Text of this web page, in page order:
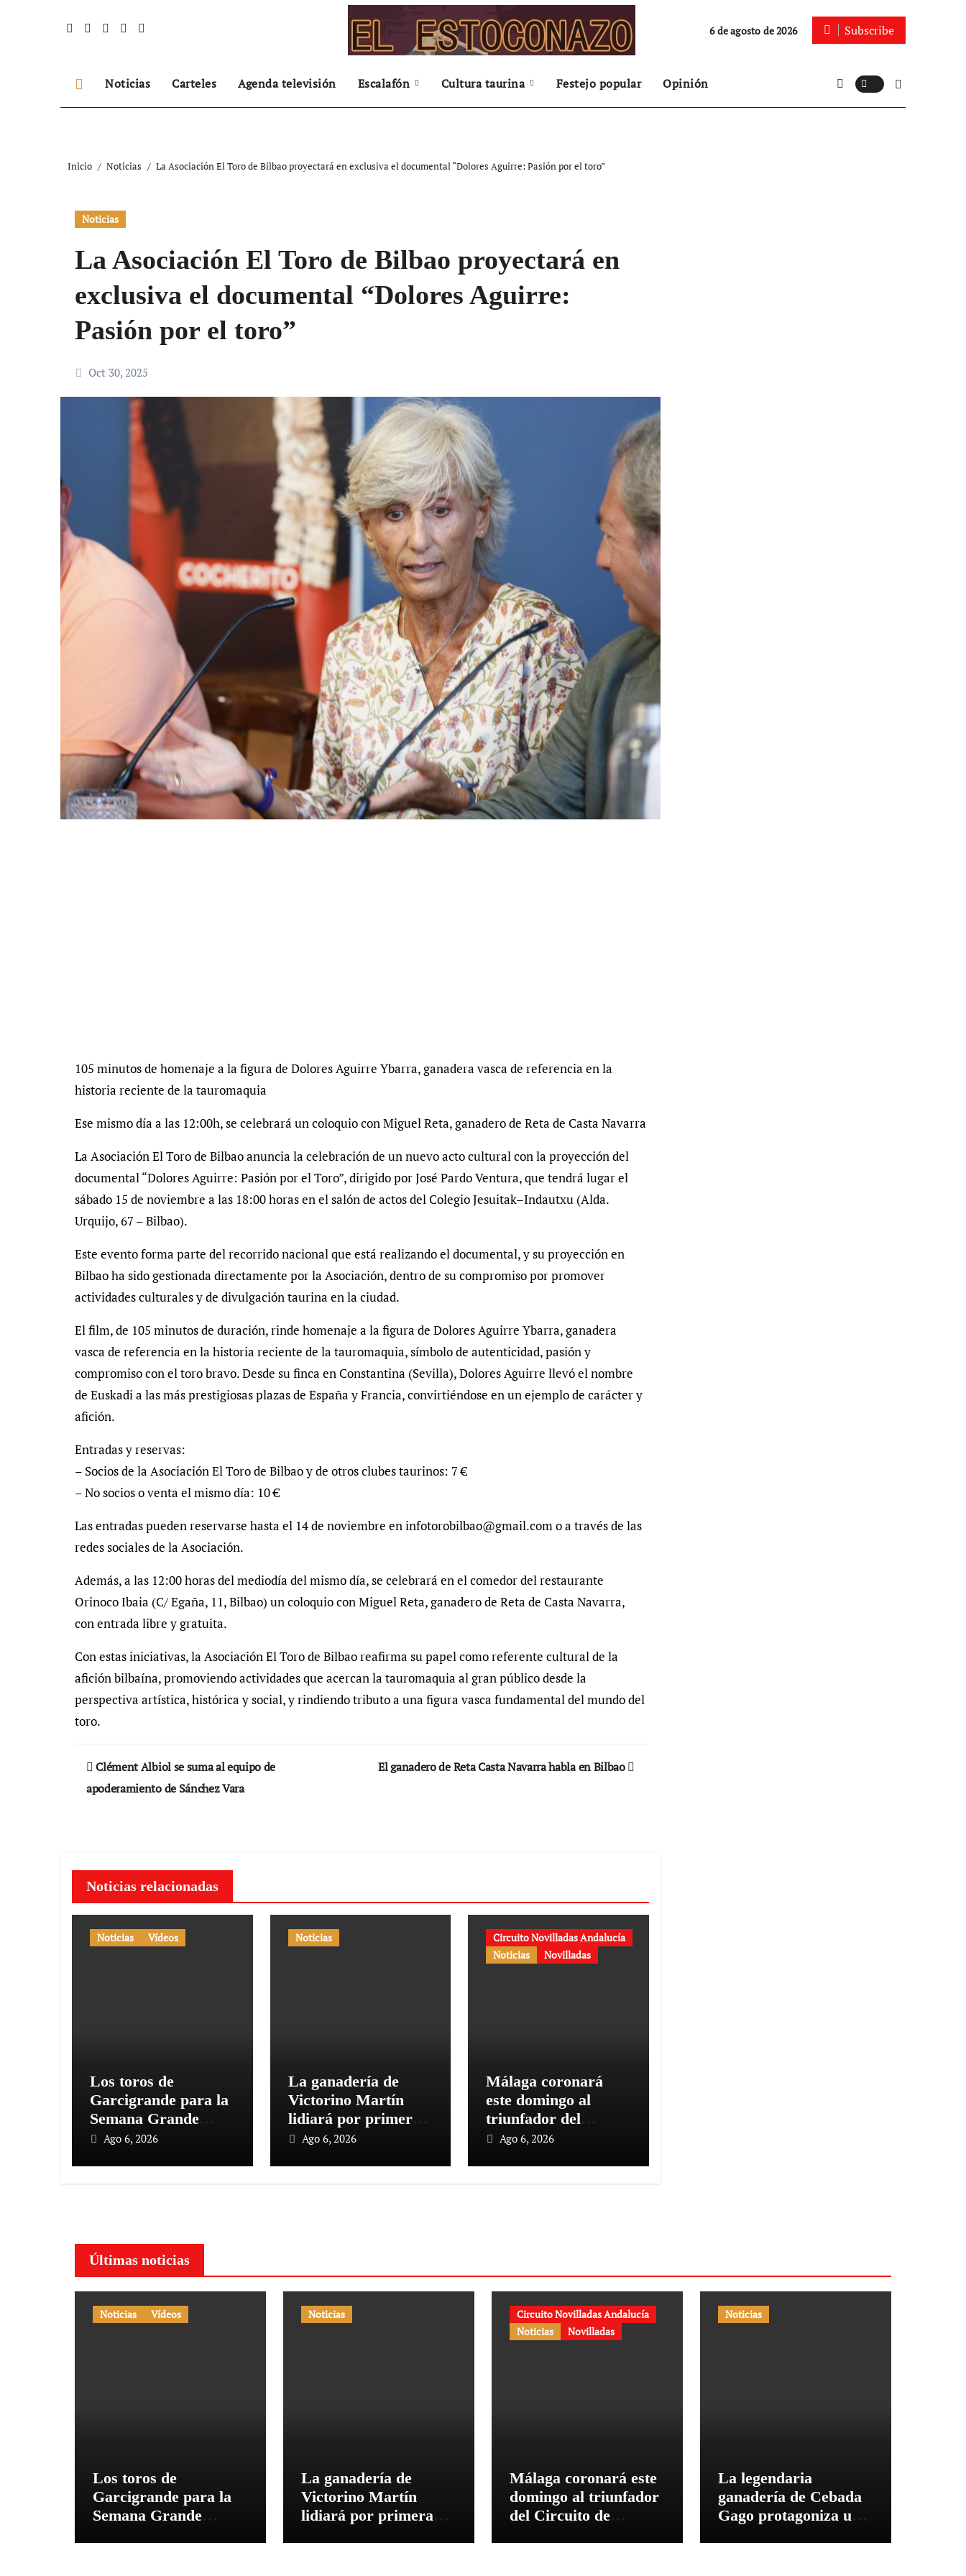
6 de agosto de 2026 Subscribe
Noticias Carteles Agenda televisión Escalafón Cultura taurina Festejo popular Opinión
Inicio Noticias La Asociación El Toro de Bilbao proyectará en exclusiva el documental “Dolores Aguirre: Pasión por el toro”
Noticias
La Asociación El Toro de Bilbao proyectará en
exclusiva el documental “Dolores Aguirre:
Pasión por el toro”
Oct 30, 2025
105 minutos de homenaje a la figura de Dolores Aguirre Ybarra, ganadera vasca de referencia en la
historia reciente de la tauromaquia
Ese mismo día a las 12:00h, se celebrará un coloquio con Miguel Reta, ganadero de Reta de Casta Navarra
La Asociación El Toro de Bilbao anuncia la celebración de un nuevo acto cultural con la proyección del
documental “Dolores Aguirre: Pasión por el Toro”, dirigido por José Pardo Ventura, que tendrá lugar el
sábado 15 de noviembre a las 18:00 horas en el salón de actos del Colegio Jesuitak–Indautxu (Alda.
Urquijo, 67 – Bilbao).
Este evento forma parte del recorrido nacional que está realizando el documental, y su proyección en
Bilbao ha sido gestionada directamente por la Asociación, dentro de su compromiso por promover
actividades culturales y de divulgación taurina en la ciudad.
El film, de 105 minutos de duración, rinde homenaje a la figura de Dolores Aguirre Ybarra, ganadera
vasca de referencia en la historia reciente de la tauromaquia, símbolo de autenticidad, pasión y
compromiso con el toro bravo. Desde su finca en Constantina (Sevilla), Dolores Aguirre llevó el nombre
de Euskadi a las más prestigiosas plazas de España y Francia, convirtiéndose en un ejemplo de carácter y
afición.
Entradas y reservas:
– Socios de la Asociación El Toro de Bilbao y de otros clubes taurinos: 7 €
– No socios o venta el mismo día: 10 €
Las entradas pueden reservarse hasta el 14 de noviembre en infotorobilbao@gmail.com o a través de las
redes sociales de la Asociación.
Además, a las 12:00 horas del mediodía del mismo día, se celebrará en el comedor del restaurante
Orinoco Ibaia (C/ Egaña, 11, Bilbao) un coloquio con Miguel Reta, ganadero de Reta de Casta Navarra,
con entrada libre y gratuita.
Con estas iniciativas, la Asociación El Toro de Bilbao reafirma su papel como referente cultural de la
afición bilbaína, promoviendo actividades que acercan la tauromaquia al gran público desde la
perspectiva artística, histórica y social, y rindiendo tributo a una figura vasca fundamental del mundo del
toro.
Navegación
de
Clément Albiol se suma al equipo de
apoderamiento de Sánchez Vara
El ganadero de Reta Casta Navarra habla en Bilbao
Noticias relacionadas
Noticias Vídeos
Los toros de
Garcigrande para la
Semana Grande
Donostiarra
Ago 6, 2026
Noticias
La ganadería de
Victorino Martín
lidiará por primera
vez en la Plaza de
Ago 6, 2026
Circuito Novilladas Andalucía
Noticias
Novilladas
Málaga coronará
este domingo al
triunfador del
Circuito de
Ago 6, 2026
Últimas noticias
Noticias Vídeos
Los toros de
Garcigrande para la
Semana Grande
Noticias
La ganadería de
Victorino Martín
lidiará por primera
Circuito Novilladas Andalucía
Noticias
Novilladas
Málaga coronará este
domingo al triunfador
del Circuito de
Noticias
La legendaria
ganadería de Cebada
Gago protagoniza una